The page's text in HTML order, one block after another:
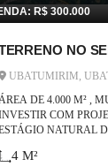
QUE
R$ 300.000
NO
UBATUMIRIM,
DE 4.000 M² , MUITO
COM
NATURAL DE
ENTRADA FECHADA
4 M²